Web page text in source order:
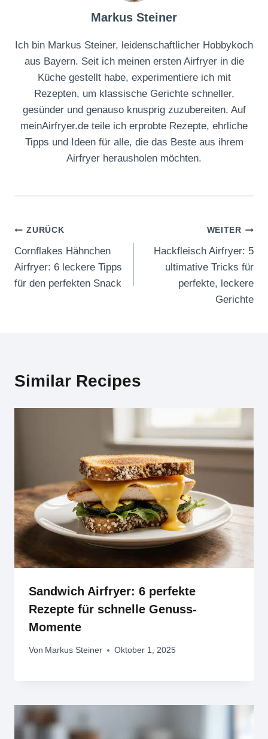
Markus Steiner
Ich bin Markus Steiner, leidenschaftlicher Hobbykoch
aus Bayern. Seit ich meinen ersten Airfryer in die
Küche gestellt habe, experimentiere ich mit
Rezepten, um klassische Gerichte schneller,
gesünder und genauso knusprig zuzubereiten. Auf
meinAirfryer.de teile ich erprobte Rezepte, ehrliche
Tipps und Ideen für alle, die das Beste aus ihrem
Airfryer herausholen möchten.
Beitragsnavigation
ZURÜCK
Cornflakes Hähnchen
Airfryer: 6 leckere Tipps
für den perfekten Snack
WEITER
Hackfleisch Airfryer: 5
ultimative Tricks für
perfekte, leckere
Gerichte
Similar Recipes
Sandwich Airfryer: 6 perfekte
Rezepte für schnelle Genuss-
Momente
Von Markus Steiner Oktober 1, 2025